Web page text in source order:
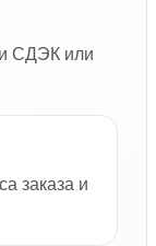
СДЭК или
заказа и